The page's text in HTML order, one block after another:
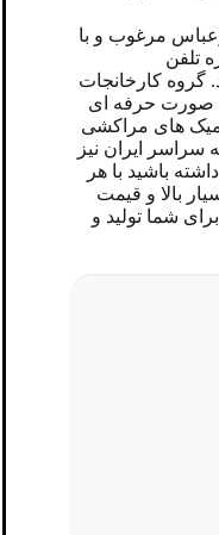
مرغوب و با
تلفن
گروه کارخانجات
که به صورت حرفه ای
های مراکشی
سراسر ایران نیز
باشید با هر
بالا و قیمت
شما تولید و